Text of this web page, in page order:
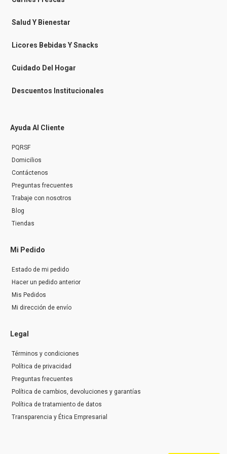
s
s
n
g
r
Salud Y Bienestar
Licores Bebidas Y Snacks
Cuidado Del Hogar
Descuentos Institucionales
Ayuda Al Cliente
PQRSF
Domicilios
Contáctenos
Preguntas frecuentes
Trabaje con nosotros
Blog
Tiendas
Mi Pedido
Estado de mi pedido
Hacer un pedido anterior
Mis Pedidos
Mi dirección de envío
Legal
Términos y condiciones
Política de privacidad
Preguntas frecuentes
Política de cambios, devoluciones y garantías
Política de tratamiento de datos
Transparencia y Ética Empresarial